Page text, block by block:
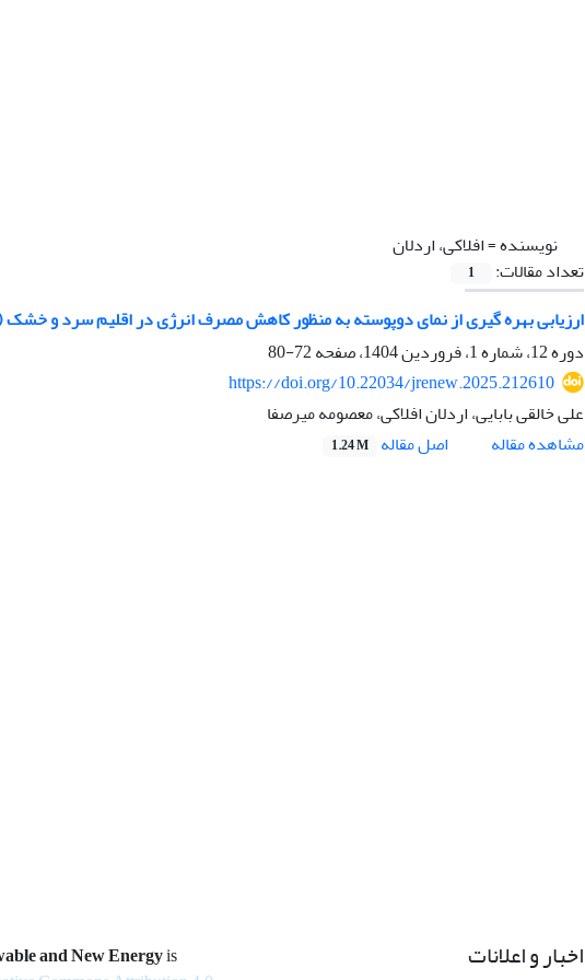
نویسنده =افلاکی، اردلان
تعداد مقالات:
1
ارزیابی بهره گیری از نمای دوپوسته به منظور کاهش مصرف انرژی در اقلیم سرد و
دوره 12، شماره 1، فروردین 1404، صفحه
72-80
https://doi.org/10.22034/jrenew.2025.212610
علی خالقی بابایی، اردلان افلاکی، معصومه میرصفا
مشاهده مقاله
اصل مقاله 1.24 M
اخبار و اعلانات and New Energyis